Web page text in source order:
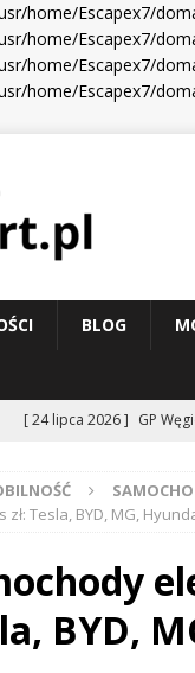
home/Escapex7/
home/Escapex7/
home/Escapex7/
home/Escapex7/
BLOG
[ 24 lipca 2026 ] GP
[ 23 lipca 2026 ] Days of
[ 22 lipca 2026 ]
WIADOMOŚCI
Palou
Tesla, BYD, MG,
BYD,